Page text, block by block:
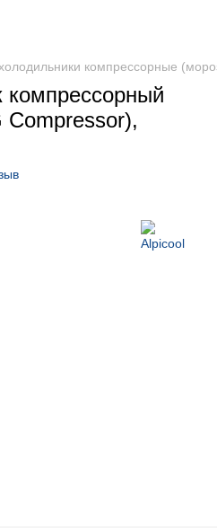
компрессорные
компрессорный
Compressor),